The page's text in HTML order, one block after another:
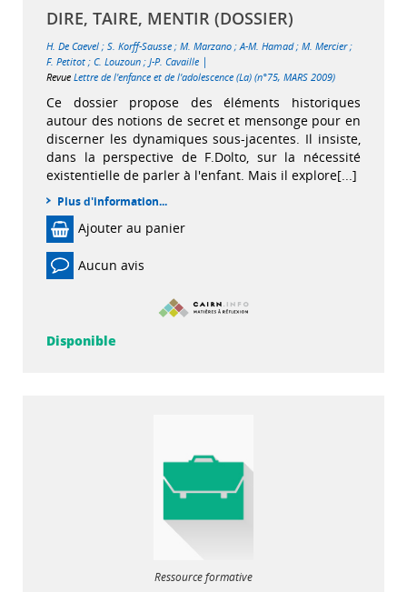
DIRE, TAIRE, MENTIR (DOSSIER)
H. De Caevel ; S. Korff-Sausse ; M. Marzano ;A-M. Hamad; M. Mercier;
F. Petitot ; C. Louzoun ; J-P. Cavaille |
Revue Lettre de l'enfance et de l'adolescence (La) (n°75, MARS 2009)
Ce dossier propose des éléments historiques
autour des notions de secret et mensonge pour en
discerner les dynamiques sous-jacentes. Il insiste,
dans la perspective de F.Dolto, sur la nécessité
existentielle de parler à l'enfant. Mais il explore[...]
Plus d'information...
Ajouter au panier
Aucun avis
Disponible
Ressource formative